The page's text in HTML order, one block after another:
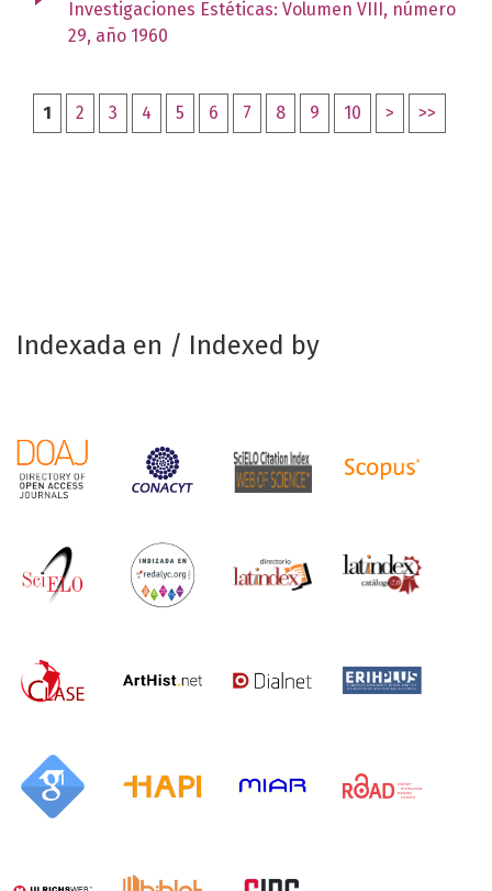
Investigaciones Estéticas: Volumen VIII, número
29, año 1960
1 2 3 4 5 6 7 8 9 10 > >>
Indexada en / Indexed by